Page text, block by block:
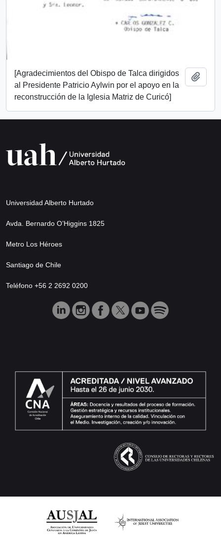
[Agradecimientos del Obispo de Talca dirigidos
al Presidente Patricio Aylwin por el apoyo en la
reconstrucción de la Iglesia Matriz de Curicó]
Universidad Alberto Hurtado
Avda. Bernardo O’Higgins 1825
Metro Los Héroes
Santiago de Chile
Teléfono +56 2 2692 0200